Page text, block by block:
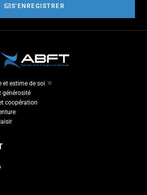
S'ENREGISTRER
et estime de soi
générosité
coopération